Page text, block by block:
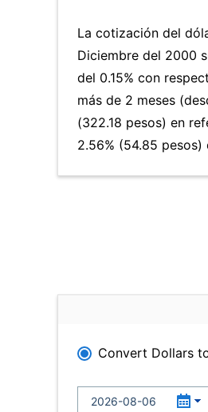
La cotización del
Diciembre del 2000
del 0.15% con
más de 2 meses
(322.18 pesos) en
2.56% (54.85
Convert Dollars